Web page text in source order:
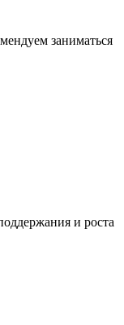
заниматься
и роста